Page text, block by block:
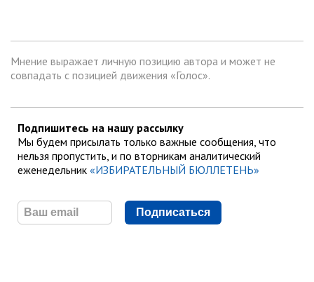
Мнение выражает личную позицию автора и может не
совпадать с позицией движения «Голос».
Подпишитесь на нашу рассылку
Мы будем присылать только важные сообщения, что
нельзя пропустить, и по вторникам аналитический
еженедельник «ИЗБИРАТЕЛЬНЫЙ БЮЛЛЕТЕНЬ»
Подписаться